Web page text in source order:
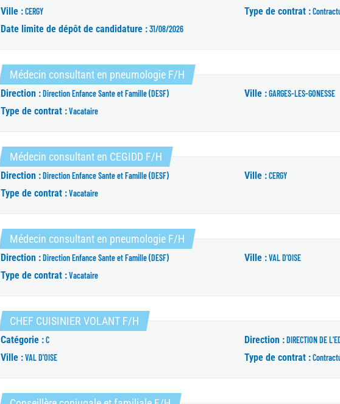
Ville : CERGY Type de contrat :
Date limite de dépôt de candidature : 31/08/2026
Médecin consultant en pneumologie F/H(Nouvelle fenêtre)
Direction : Direction Enfance Sante et Famille (DESF) Ville :GARGES-LES-GONESSE
Type de contrat : Vacataire
Médecin consultant en CEGIDD F/H(Nouvelle fenêtre)
Direction : Direction Enfance Sante et Famille (DESF) Ville :CERGY
Type de contrat : Vacataire
Médecin consultant en pneumologie F/H(Nouvelle fenêtre)
Direction : Direction Enfance Sante et Famille (DESF) Ville :VAL D'OISE
Type de contrat : Vacataire
CHEF CUISINIER VOLANT F/H(Nouvelle fenêtre)
Catégorie : C Direction :DIRECTION DE
Ville : VAL D'OISE Type de contrat :